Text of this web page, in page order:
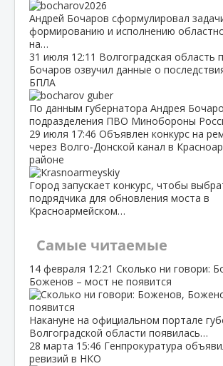
Андрей Бочаров сформулировал
формированию и исполнению
на…
31 июля 12:11 Волгоградская область
Бочаров озвучил данные о
БПЛА
По данным губернатора Андрея
подразделения ПВО Минобороны
29 июля 17:46 Объявлен конкурс на
через Волго‑Донской канал в
районе
Город запускает конкурс, чтобы
подрядчика для обновления моста в
Красноармейском…
Самые читаемые
14 февраля 12:21 Сколько ни говори:
Боженов – мост не появится
Накануне на официальном портале
Волгоградской области появилась…
28 марта 15:46 Генпрокуратура
ревизий в НКО